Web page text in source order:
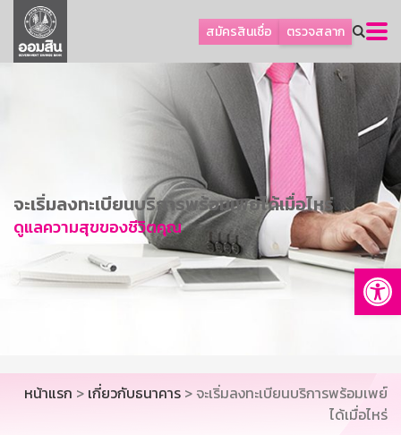
สมัครสินเชื่อ ตรวจสลาก
ลูกค้าธุรกิจ
ลูกค้าผู้ประกอบรายย่อย
การพัฒนาที่ยั่งยืน
ข่าวสาร
บริการทางการเงิน
อื่นๆ
TH
EN
GSB Society
จะเริ่มลงทะเบียนบริการพร้อมเพย์ได้เมื่อไหร่
ดูแลความสุขของชีวิตคุณ
หน้าแรก > เกี่ยวกับธนาคาร > จะเริ่มลงทะเบียนบริการพร้อมเพย์
ได้เมื่อไหร่